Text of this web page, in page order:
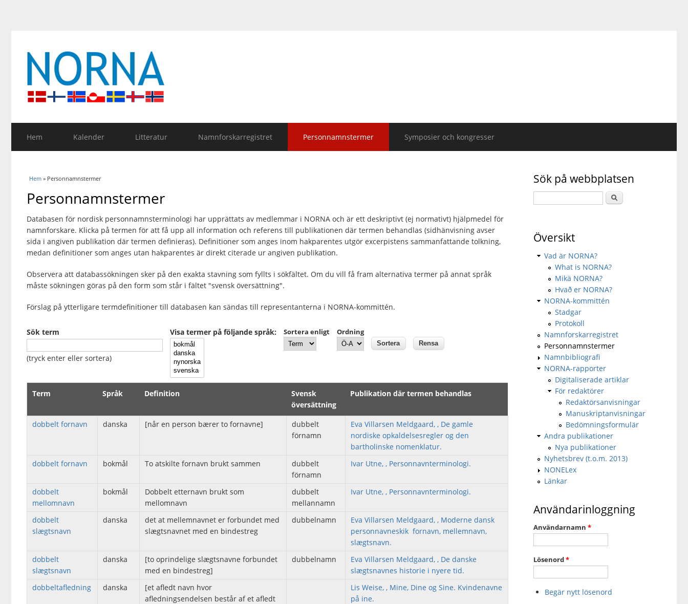
Hem Kalender Litteratur Namnforskarregistret Personnamnstermer Symposier och kongresser
Du är här
Hem » Personnamnstermer
Personnamnstermer
Databasen för nordisk personnamnsterminologi har upprättats av medlemmar i NORNA och är ett deskriptivt (ej normativt) hjälpmedel för
namnforskare. Klicka på termen för att få upp all information och referens till publikationen där termen behandlas (sidhänvisning avser
sida i angiven publikation där termen definieras). Definitioner som anges inom hakparentes utgör excerpistens sammanfattande tolkning,
medan definitioner som anges utan hakparentes är direkt citerade ur angiven publikation.
Observera att databassökningen sker på den exakta stavning som fyllts i sökfältet. Om du vill få fram alternativa termer på annat språk
måste sökningen göras på den form som står i fältet "svensk översättning".
Förslag på ytterligare termdefinitioner till databasen kan sändas till representanterna i NORNA-kommittén.
Sök term
(tryck enter eller sortera)
Visa termer på följande språk: Sortera enligt Ordning
Term Språk Definition
Svensk
översättning
Publikation där termen behandlas
dobbelt fornavn danska [når en person bærer to fornavne]
dubbelt
förnamn
Eva Villarsen Meldgaard, , De gamle
nordiske opkaldelsesregler og den
bartholinske nomenklatur.
dobbelt fornavn
bokmål To atskilte fornavn brukt sammen
dubbelt
förnamn
Ivar Utne, , Personnavnterminologi.
dobbelt
mellomnavn
bokmål
Dobbelt etternavn brukt som
mellomnavn
dubbelt
mellannamn
Ivar Utne, , Personnavnterminologi.
dobbelt
slægtsnavn
danska
det at mellemnavnet er forbundet med
slægtsnavnet med en bindestreg
dubbelnamn
Eva Villarsen Meldgaard, , Moderne dansk
personnavneskik  fornavn, mellemnavn,
slægtsnavn.
dobbelt
slægtsnavn
danska
[to oprindelige slægtsnavne forbundet
med en bindestreg]
dubbelnamn
Eva Villarsen Meldgaard, , De danske
slægtsnavnes historie i nyere tid.
dobbeltafledning
danska
[et afledt navn hvor
afledningsendelsen består af et afledt
Lis Weise, , Mine, Dine og Sine. Kvindenavne
på ine.
Sök på webbplatsen
Översikt
Vad är NORNA?
What is NORNA?
Mikä NORNA?
Hvað er NORNA?
NORNA-kommittén
Stadgar
Protokoll
Namnforskarregistret
Personnamnstermer
Namnbibliografi
NORNA-rapporter
Digitaliserade artiklar
För redaktörer
Redaktörsanvisningar
Manuskriptanvisningar
Bedömningsformulär
Andra publikationer
Nya publikationer
Nyhetsbrev (t.o.m. 2013)
NONELex
Länkar
Användarinloggning
Användarnamn *
Lösenord*
Begär nytt lösenord